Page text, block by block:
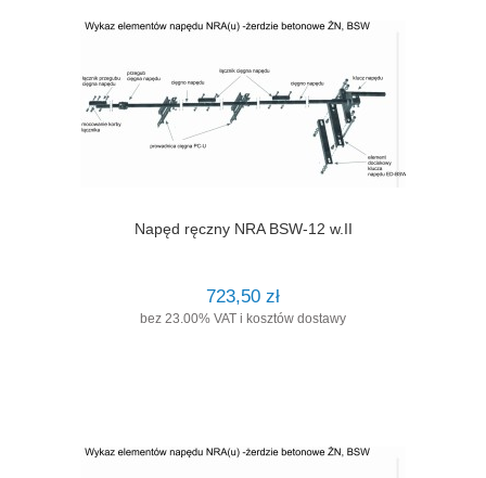
Napęd ręczny NRA BSW-12 w.II
723,50 zł
bez 23.00% VAT i kosztów dostawy